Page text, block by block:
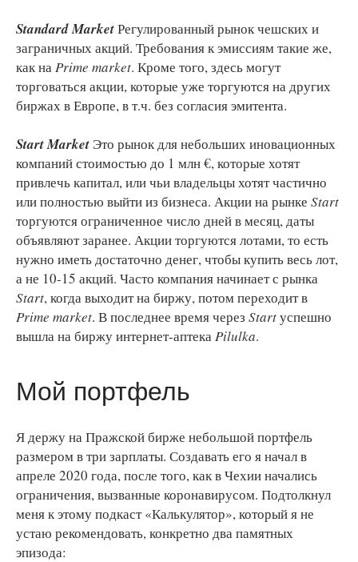
Standard MarketРегулированный рынок чешских и
заграничных акций. Требования к эмиссиям такие же,
как наPrime market. Кроме того, здесь могут
торговаться акции, которые уже торгуются на других
биржах в Европе, в т.ч. без согласия эмитента.
Start Market Это рынок для небольших иновационных
компаний стоимостью до 1 млн €, которые хотят
привлечь капитал, или чьи владельцы хотят частично
или полностью выйти из бизнеса. Акции на рынке Start
торгуются ограниченное число дней в месяц, даты
объявляют заранее. Акции торгуются лотами, то есть
нужно иметь достаточно денег, чтобы купить весь лот,
а не 10-15 акций. Часто компания начинает с рынка
Start, когда выходит на биржу, потом переходит в
Prime market. В последнее время через Startуспешно
вышла на биржу интернет-аптекаPilulka.
Мой портфель
Я держу на Пражской бирже небольшой портфель
размером в три зарплаты. Создавать его я начал в
апреле 2020 года, после того, как в Чехии начались
ограничения, вызванные коронавирусом. Подтолкнул
меня к этому подкаст «Калькулятор», который я не
устаю рекомендовать, конкретно два памятных
эпизода: